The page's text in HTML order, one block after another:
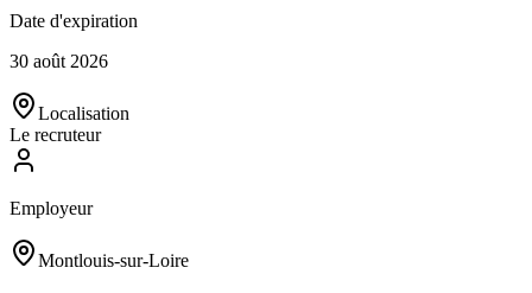
Date d'expiration
30 août 2026
Localisation
Le recruteur
Employeur
Montlouis-sur-Loire